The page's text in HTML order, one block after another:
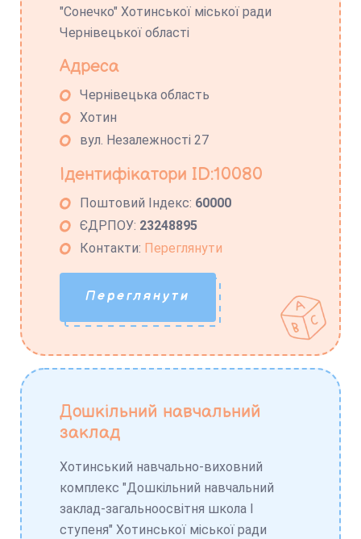
"Сонечко" Хотинської міської ради
Чернівецької області
Адреса
Чернівецька область
Хотин
вул. Незалежності 27
Ідентифікатори ID:10080
Поштовий Індекс: 60000
ЄДРПОУ: 23248895
Контакти: Переглянути
Переглянути
Дошкільний навчальний
заклад
Хотинський навчально-виховний
комплекс "Дошкільний навчальний
заклад-загальноосвітня школа І
ступеня" Хотинської міської ради